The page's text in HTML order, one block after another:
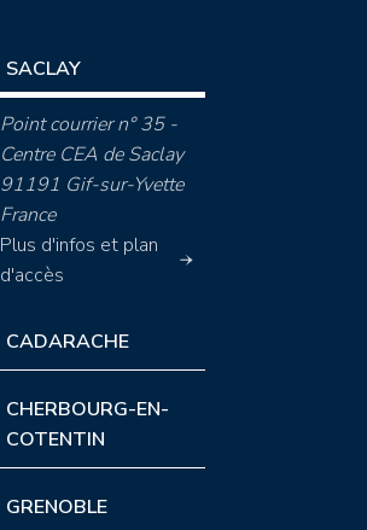
SACLAY
Point courrier n° 35 -
Centre CEA de Saclay
91191 Gif-sur-Yvette
France
Plus d'infos et plan
d'accès
CADARACHE
CHERBOURG-EN-
COTENTIN
GRENOBLE